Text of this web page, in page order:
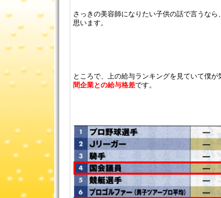
さっきの美容師になりたい子供の話で言うな
思います。
ところで、上の給与ランキングを見ていて僕が
間企業との給与格差です。